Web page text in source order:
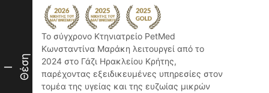
I Θέση
Το σύγχρονο Κτηνιατρείο PetMed
Κωνσταντίνα Μαράκη λειτουργεί από το
2024 στο Γάζι Ηρακλείου Κρήτης,
παρέχοντας εξειδικευμένες υπηρεσίες στον
τομέα της υγείας και της ευζωίας μικρών